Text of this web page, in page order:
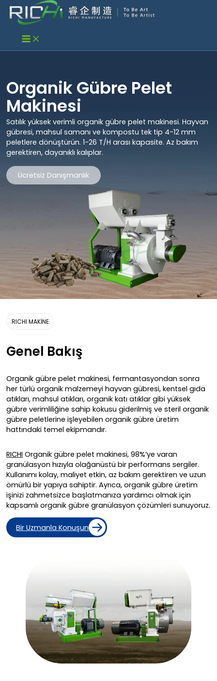
İçeriğe
atla
Organik Gübre Pelet
Makinesi
Satılık yüksek verimli organik gübre pelet makinesi. Hayvan
gübresi, mahsul samanı ve kompostu tek tip 4-12 mm
peletlere dönüştürün. 1-26 T/H arası kapasite. Az bakım
gerektiren, dayanıklı kalıplar.
Ücretsiz Danışmanlık
RICHI MAKİNE
Genel Bakış
Organik gübre pelet makinesi, fermantasyondan sonra
her türlü organik malzemeyi hayvan gübresi, kentsel gıda
atıkları, mahsul atıkları, organik katı atıklar gibi yüksek
gübre verimliliğine sahip kokusu giderilmiş ve steril organik
gübre peletlerine işleyebilen organik gübre üretim
hattındaki temel ekipmandır.
RICHI Organik gübre pelet makinesi, 98%’ye varan
granülasyon hızıyla olağanüstü bir performans sergiler.
Kullanımı kolay, maliyet etkin, az bakım gerektiren ve uzun
ömürlü bir yapıya sahiptir. Ayrıca, organik gübre üretim
işinizi zahmetsizce başlatmanıza yardımcı olmak için
kapsamlı organik gübre granülasyon çözümleri sunuyoruz.
Bir Uzmanla Konuşun